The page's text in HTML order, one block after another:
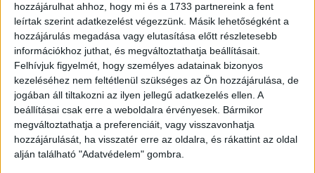
hozzájárulhat ahhoz, hogy mi és a 1733 partnereink a fent
leírtak szerint adatkezelést végezzünk. Másik lehetőségként a
hozzájárulás megadása vagy elutasítása előtt részletesebb
információkhoz juthat, és megváltoztathatja beállításait.
Felhívjuk figyelmét, hogy személyes adatainak bizonyos
kezeléséhez nem feltétlenül szükséges az Ön hozzájárulása, de
jogában áll tiltakozni az ilyen jellegű adatkezelés ellen. A
beállításai csak erre a weboldalra érvényesek. Bármikor
megváltoztathatja a preferenciáit, vagy visszavonhatja
hozzájárulását, ha visszatér erre az oldalra, és rákattint az oldal
alján található "Adatvédelem" gombra.
Nehezebb lesz eladni a klíma nélküli lakásokat